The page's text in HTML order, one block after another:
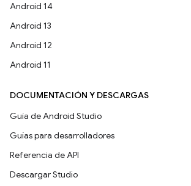
Android 14
Android 13
Android 12
Android 11
DOCUMENTACIÓN Y DESCARGAS
Guía de Android Studio
Guías para desarrolladores
Referencia de API
Descargar Studio